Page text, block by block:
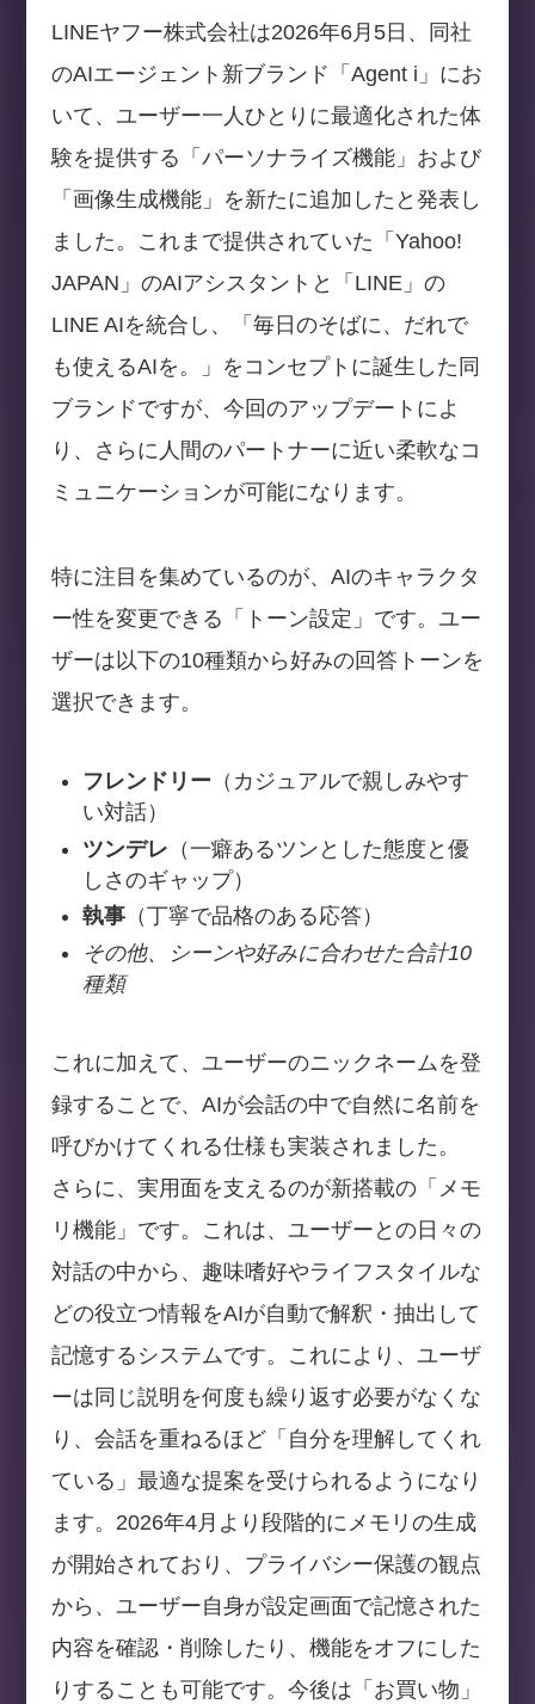
LINEヤフー株式会社は2026年6月5日、同社
のAIエージェント新ブランド「Agent i」にお
いて、ユーザー一人ひとりに最適化された体
験を提供する「パーソナライズ機能」および
「画像生成機能」を新たに追加したと発表し
ました。これまで提供されていた「Yahoo!
JAPAN」のAIアシスタントと「LINE」の
LINE AIを統合し、「毎日のそばに、だれで
も使えるAIを。」をコンセプトに誕生した同
ブランドですが、今回のアップデートによ
り、さらに人間のパートナーに近い柔軟なコ
ミュニケーションが可能になります。
特に注目を集めているのが、AIのキャラクタ
ー性を変更できる「トーン設定」です。ユー
ザーは以下の10種類から好みの回答トーンを
選択できます。
フレンドリー （カジュアルで親しみやす
い対話）
ツンデレ （一癖あるツンとした態度と優
しさのギャップ）
執事 （丁寧で品格のある応答）
その他、シーンや好みに合わせた合計10
種類
これに加えて、ユーザーのニックネームを登
録することで、AIが会話の中で自然に名前を
呼びかけてくれる仕様も実装されました。
さらに、実用面を支えるのが新搭載の「メモ
リ機能」です。これは、ユーザーとの日々の
対話の中から、趣味嗜好やライフスタイルな
どの役立つ情報をAIが自動で解釈・抽出して
記憶するシステムです。これにより、ユーザ
ーは同じ説明を何度も繰り返す必要がなくな
り、会話を重ねるほど「自分を理解してくれ
ている」最適な提案を受けられるようになり
ます。2026年4月より段階的にメモリの生成
が開始されており、プライバシー保護の観点
から、ユーザー自身が設定画面で記憶された
内容を確認・削除したり、機能をオフにした
りすることも可能です。今後は「お買い物」